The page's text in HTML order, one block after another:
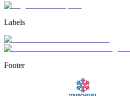
Labels
Footer